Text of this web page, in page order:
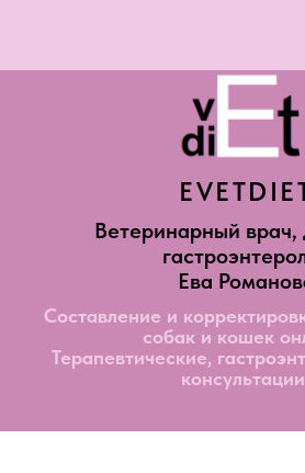
Ветеринарный врач,
Ева
Составление и
собак и кошек
Терапевтические,